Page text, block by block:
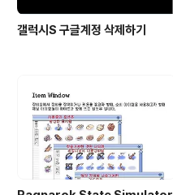
갤럭시S 구글계정 삭제하기